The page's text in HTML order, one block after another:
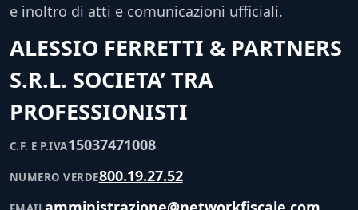
e inoltro di atti e comunicazioni ufficiali.
ALESSIO FERRETTI & PARTNERS
S.R.L. SOCIETA’ TRA
PROFESSIONISTI
C.F. E P.IVA15037471008
NUMERO VERDE800.19.27.52